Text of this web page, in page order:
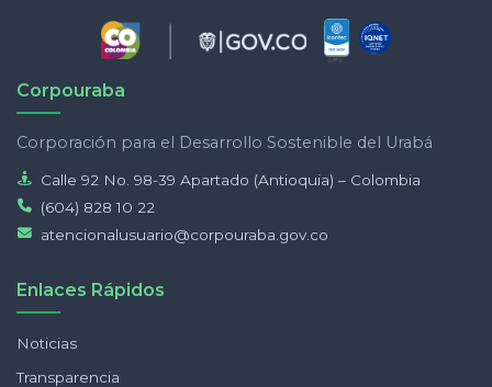
Corpouraba
Corporación para el Desarrollo Sostenible del Urabá
Calle 92 No. 98-39 Apartado (Antioquia) – Colombia
(604) 828 10 22
atencionalusuario@corpouraba.gov.co
Enlaces Rápidos
Noticias
Transparencia